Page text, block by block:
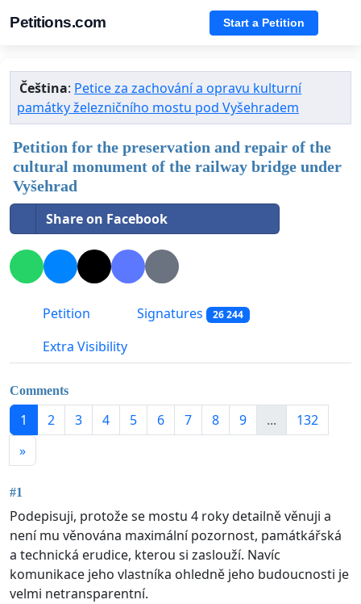
Petitions.com Start a Petition
Čeština: Petice za zachování a opravu kulturní
památky železničního mostu pod Vyšehradem
Petition for the preservation and repair of the
cultural monument of the railway bridge under
Vyšehrad
Share on Facebook
Petition Signatures 26 244
Extra Visibility
Comments
1 2 3 4 5 6 7 8 9 ...
132
»
#1
Podepisuji, protože se mostu 4 roky detailně věnuji a
není mu věnována maximální pozornost, památkářská
a technická erudice, kterou si zaslouží. Navíc
komunikace jeho vlastníka ohledně jeho budoucnosti je
velmi netransparentní.